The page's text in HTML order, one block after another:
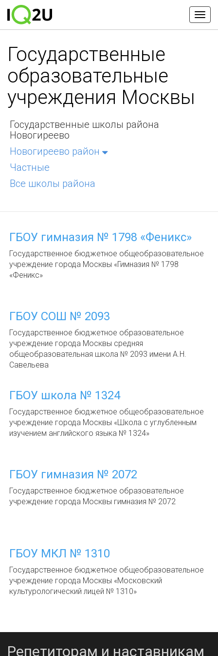
Государственные
образовательные
учреждения Москвы
Государственные школы района
Новогиреево
Новогиреево район
Частные
Все школы района
ГБОУ гимназия № 1798 «Феникс»
Государственное бюджетное общеобразовательное
учреждение города Москвы «Гимназия № 1798
«Феникс»
ГБОУ СОШ № 2093
Государственное бюджетное образовательное
учреждение города Москвы средняя
общеобразовательная школа № 2093 имени А.Н.
Савельева
ГБОУ школа № 1324
Государственное бюджетное общеобразовательное
учреждение города Москвы «Школа с углубленным
изучением английского языка № 1324»
ГБОУ гимназия № 2072
Государственное бюджетное образовательное
учреждение города Москвы гимназия № 2072
ГБОУ МКЛ № 1310
Государственное бюджетное общеобразовательное
учреждение города Москвы «Московский
культурологический лицей № 1310»
Репетиторам и наставникам